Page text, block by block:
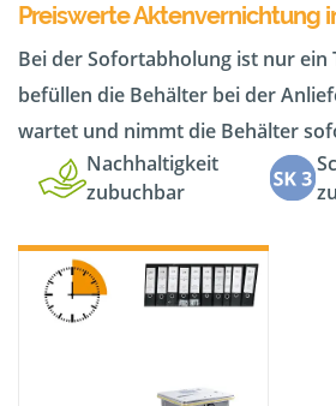
Preiswerte Aktenvernichtung
Bei der Sofortabholung ist nur ein
befüllen die Behälter bei der
wartet und nimmt die Behälter
Nachhaltigkeit
zubuchbar